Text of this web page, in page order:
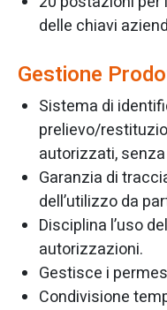
delle chiavi
Gestione
Sistema di
prelievo/
autorizzati,
Garanzia di
dell’utilizzo da
Disciplina l’uso
autorizzazioni.
Gestisce i
Condivisione